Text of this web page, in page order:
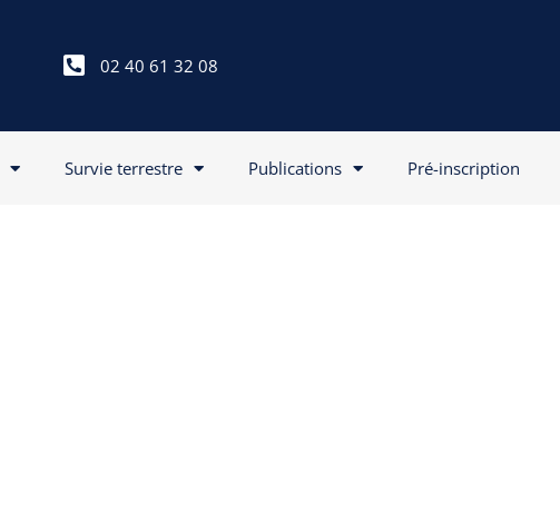
02 40 61 32 08
Survie terrestre Publications Pré-inscription